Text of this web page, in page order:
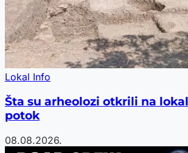
Lokal Info
Šta su arheolozi otkrili na
potok
08.08.2026.